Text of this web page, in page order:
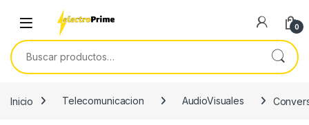
Skip to navigation
Skip to content
0
Buscar por:
Inicio Telecomunicacion AudioVisuales